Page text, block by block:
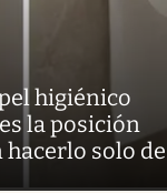
higiénico
la posición
solo de